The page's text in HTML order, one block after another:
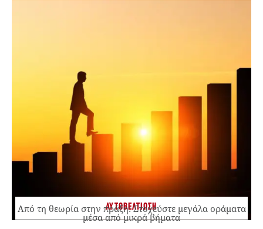
ΑΥΤΟΒΕΛΤΙΩΣΗ
Από τη θεωρία στην πράξη: Στοχεύστε μεγάλα οράματα
μέσα από μικρά βήματα